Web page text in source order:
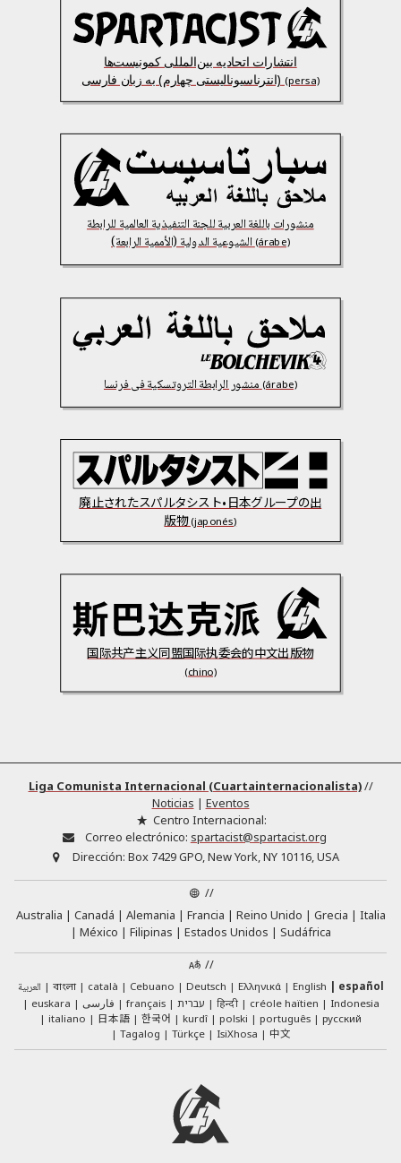
انتشارات اتحادیه بین‌المللی کمونیست‌ها
(persa)
منشورات باللغة العربية للجنة التنفيذية العالمية للرابطة
الشيوعية الدولية (الأممية الرابعة)(árabe)
منشور الرابطة التروتسكية فى فرنسا(árabe)
廃止されたスパルタシスト•日本グループの出
版物(japonés)
国际共产主义同盟国际执委会的中文出版物
(chino)
Liga Comunista Internacional (Cuartainternacionalista)//
Noticias | Eventos
Centro Internacional:
Correo electrónico: spartacist@spartacist.org
Dirección: Box 7429 GPO, New York, NY 10116, USA
//
Australia
Canadá Alemania Francia Reino Unido Grecia
Italia
México
Filipinas Estados Unidos
Sudáfrica
//
العربية বাংলা català Cebuano Deutsch Ελληνικά English
español
euskara
فارسی français עברית हिन्दी créole haïtien
Indonesia
italiano
日本語 한국어 kurdî polski português
русский
Tagalog
Türkçe IsiXhosa 中文